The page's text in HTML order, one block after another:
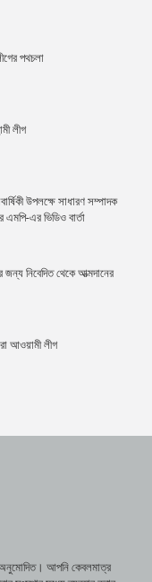
পথচলা
লীগ
উপলক্ষে সাধারণ সম্পাদক
এমপি-এর ভিডিও বার্তা
নিবেদিত থেকে আত্মদানের
আওয়ামী লীগ
অনুমোদিত। আপনি কেবলমাত্র